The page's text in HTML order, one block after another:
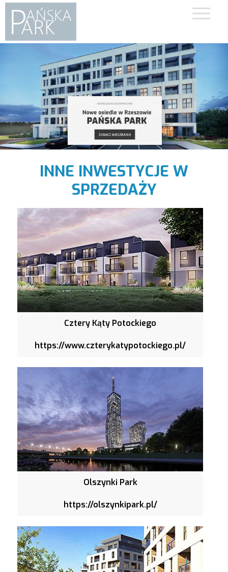
INNE INWESTYCJE W
SPRZEDAŻY
Cztery Kąty Potockiego
https://www.czterykatypotockiego.pl/
Olszynki Park
https://olszynkipark.pl/